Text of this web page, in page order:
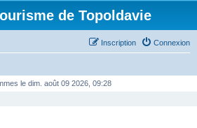
de Topoldavie
Connexion
Inscription
le dim. août 09 2026, 09:28